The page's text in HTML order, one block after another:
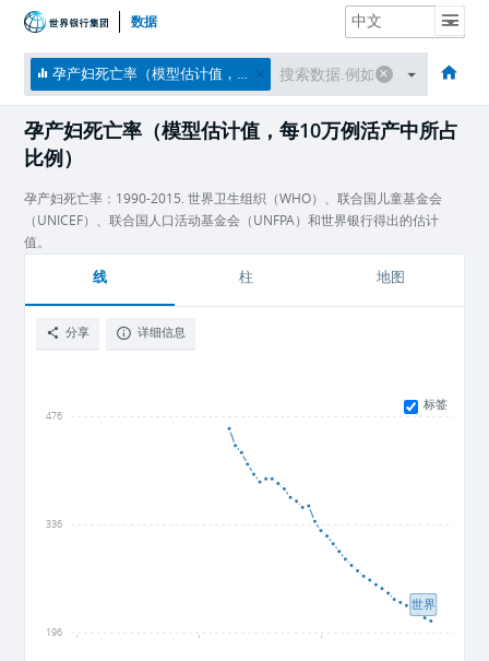
数据
主页 经济体 主题 数据与资源 关于
孕产妇死亡率（模型估计值，每10万例活产中所占比例）
孕产妇死亡率（模型估计值，每10万例活产中所占
比例）
孕产妇死亡率：1990-2015. 世界卫生组织（WHO）、联合国儿童基金会
（UNICEF）、联合国人口活动基金会（UNFPA）和世界银行得出的估计
值。
线 柱 地图
分享 详细信息
标签
196
336
476
世界